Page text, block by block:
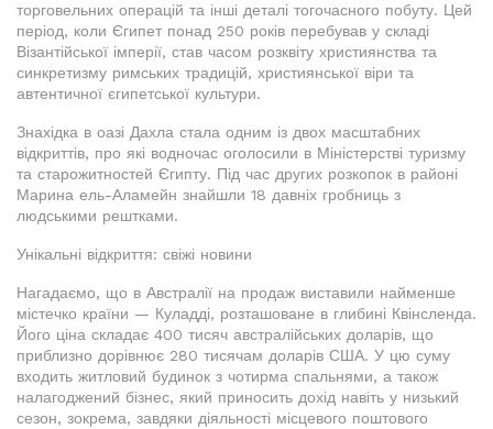
торговельних операцій та інші деталі тогочасного побуту. Цей
період, коли Єгипет понад 250 років перебував у складі
Візантійської імперії, став часом розквіту християнства та
синкретизму римських традицій, християнської віри та
автентичної єгипетської культури.
Знахідка в оазі Дахла стала одним із двох масштабних
відкриттів, про які водночас оголосили в Міністерстві туризму
та старожитностей Єгипту. Під час других розкопок в районі
Марина ель-Аламейн знайшли 18 давніх гробниць з
людськими рештками.
Унікальні відкриття: свіжі новини
Нагадаємо, що в Австралії на продаж виставили найменше
містечко країни — Куладді, розташоване в глибині Квінсленда.
Його ціна складає 400 тисяч австралійських доларів, що
приблизно дорівнює 280 тисячам доларів США. У цю суму
входить житловий будинок з чотирма спальнями, а також
налагоджений бізнес, який приносить дохід навіть у низький
сезон, зокрема, завдяки діяльності місцевого поштового